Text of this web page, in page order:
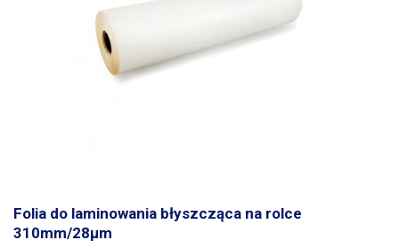
Folia do laminowania błyszcząca na rolce
310mm/28μm